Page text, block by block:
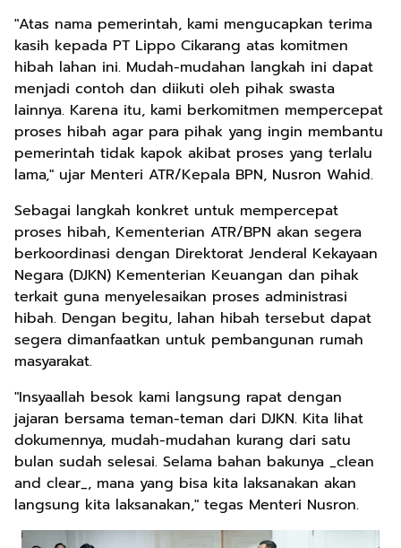
"Atas nama pemerintah, kami mengucapkan terima
kasih kepada PT Lippo Cikarang atas komitmen
hibah lahan ini. Mudah-mudahan langkah ini dapat
menjadi contoh dan diikuti oleh pihak swasta
lainnya. Karena itu, kami berkomitmen mempercepat
proses hibah agar para pihak yang ingin membantu
pemerintah tidak kapok akibat proses yang terlalu
lama," ujar Menteri ATR/Kepala BPN, Nusron Wahid.
Sebagai langkah konkret untuk mempercepat
proses hibah, Kementerian ATR/BPN akan segera
berkoordinasi dengan Direktorat Jenderal Kekayaan
Negara (DJKN) Kementerian Keuangan dan pihak
terkait guna menyelesaikan proses administrasi
hibah. Dengan begitu, lahan hibah tersebut dapat
segera dimanfaatkan untuk pembangunan rumah
masyarakat.
"Insyaallah besok kami langsung rapat dengan
jajaran bersama teman-teman dari DJKN. Kita lihat
dokumennya, mudah-mudahan kurang dari satu
bulan sudah selesai. Selama bahan bakunya _clean
and clear_, mana yang bisa kita laksanakan akan
langsung kita laksanakan," tegas Menteri Nusron.